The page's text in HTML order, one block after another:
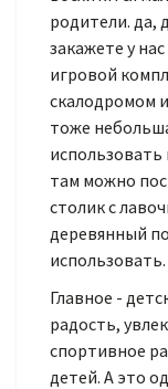
родители. да,
закажете у
игровой
скалодромом
тоже
там можно
столик с
деревянный
использовать.
Главное -
радость,
спортивное
детей. А это